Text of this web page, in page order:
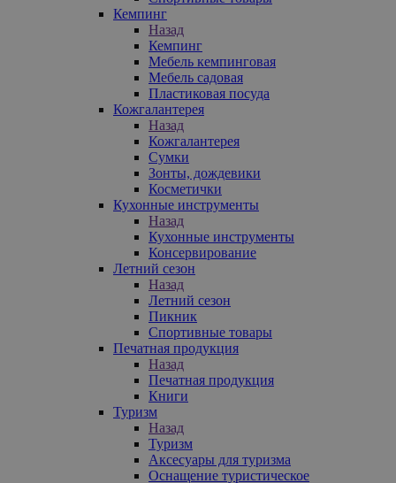
Кемпинг
Назад
Кемпинг
Мебель кемпинговая
Мебель садовая
Пластиковая посуда
Кожгалантерея
Назад
Кожгалантерея
Сумки
Зонты, дождевики
Косметички
Кухонные инструменты
Назад
Кухонные инструменты
Консервирование
Летний сезон
Назад
Летний сезон
Пикник
Спортивные товары
Печатная продукция
Назад
Печатная продукция
Книги
Туризм
Назад
Туризм
Аксесуары для туризма
Оснащение туристическое